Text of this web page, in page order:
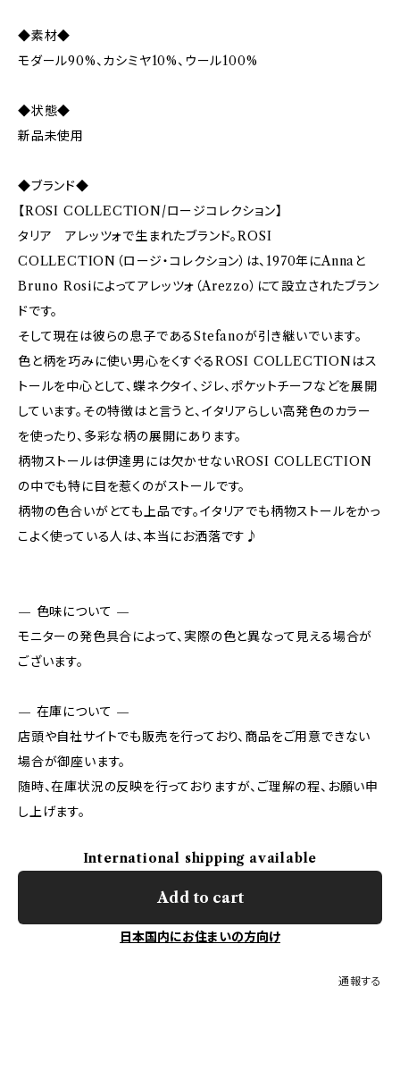
◆素材◆
モダール90%、カシミヤ10%、ウール100%
◆状態◆
新品未使用
◆ブランド◆
【ROSI COLLECTION/ロージコレクション】
タリア アレッツォで生まれたブランド。ROSI
COLLECTION（ロージ・コレクション）は、1970年にAnnaと
Bruno Rosiによってアレッツォ（Arezzo）にて設立されたブラン
ドです。
そして現在は彼らの息子であるStefanoが引き継いでいます。
色と柄を巧みに使い男心をくすぐるROSI COLLECTIONはス
トールを中心として、蝶ネクタイ、ジレ、ポケットチーフなどを展開
しています。その特徴はと言うと、イタリアらしい高発色のカラー
を使ったり、多彩な柄の展開にあります。
柄物ストールは伊達男には欠かせないROSI COLLECTION
の中でも特に目を惹くのがストールです。
柄物の色合いがとても上品です。イタリアでも柄物ストールをかっ
こよく使っている人は、本当にお洒落です♪
— 色味について —
モニターの発色具合によって、実際の色と異なって見える場合が
ございます。
— 在庫について —
店頭や自社サイトでも販売を行っており、商品をご用意できない
場合が御座います。
随時、在庫状況の反映を行っておりますが、ご理解の程、お願い申
し上げます。
International shipping available
Add to cart
日本国内にお住まいの方向け
通報する